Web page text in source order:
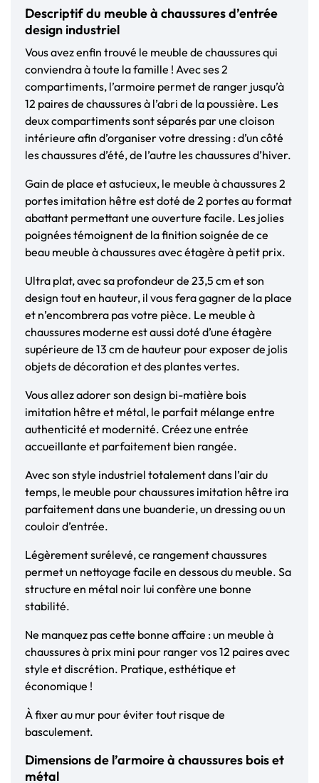
Descriptif du meuble à chaussures d’entrée
design industriel
Vous avez enfin trouvé le meuble de chaussures qui
conviendra à toute la famille ! Avec ses 2
compartiments, l’armoire permet de ranger jusqu’à
12 paires de chaussures à l’abri de la poussière. Les
deux compartiments sont séparés par une cloison
intérieure afin d’organiser votre dressing : d’un côté
les chaussures d’été, de l’autre les chaussures d’hiver.
Gain de place et astucieux, le meuble à chaussures 2
portes imitation hêtre est doté de 2 portes au format
abattant permettant une ouverture facile. Les jolies
poignées témoignent de la finition soignée de ce
beau meuble à chaussures avec étagère à petit prix.
Ultra plat, avec sa profondeur de 23,5 cm et son
design tout en hauteur, il vous fera gagner de la place
et n’encombrera pas votre pièce. Le meuble à
chaussures moderne est aussi doté d’une étagère
supérieure de 13 cm de hauteur pour exposer de jolis
objets de décoration et des plantes vertes.
Vous allez adorer son design bi-matière bois
imitation hêtre et métal, le parfait mélange entre
authenticité et modernité. Créez une entrée
accueillante et parfaitement bien rangée.
Avec son style industriel totalement dans l’air du
temps, le meuble pour chaussures imitation hêtre ira
parfaitement dans une buanderie, un dressing ou un
couloir d’entrée.
Légèrement surélevé, ce rangement chaussures
permet un nettoyage facile en dessous du meuble. Sa
structure en métal noir lui confère une bonne
stabilité.
Ne manquez pas cette bonne affaire : un meuble à
chaussures à prix mini pour ranger vos 12 paires avec
style et discrétion. Pratique, esthétique et
économique !
À fixer au mur pour éviter tout risque de
basculement.
Dimensions de l’armoire à chaussures bois et
métal